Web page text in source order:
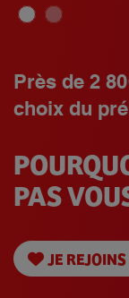
Près de 2
choix du
PAS
JE